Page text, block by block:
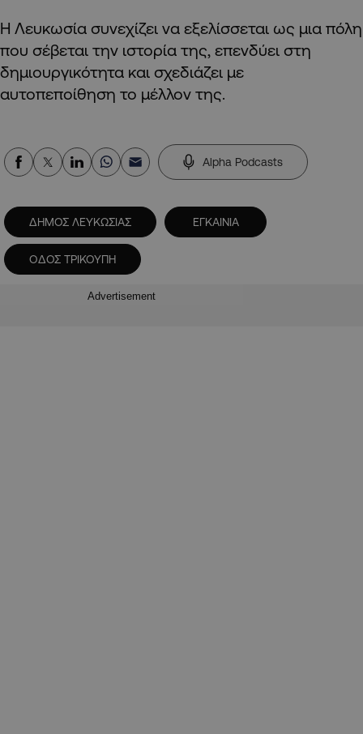
Η Λευκωσία συνεχίζει να εξελίσσεται ως μια πόλη
που σέβεται την ιστορία της, επενδύει στη
δημιουργικότητα και σχεδιάζει με
αυτοπεποίθηση το μέλλον της.
Alpha Podcasts
ΔΗΜΟΣ ΛΕΥΚΩΣΙΑΣ ΕΓΚΑΙΝΙΑ
ΟΔΟΣ ΤΡΙΚΟΥΠΗ
Advertisement